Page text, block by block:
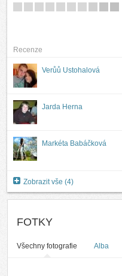
Recenze
Verůů Ustohalová
Jarda Herna
Markéta Babáčková
Zobrazit vše (4)
FOTKY
Všechny fotografie Alba